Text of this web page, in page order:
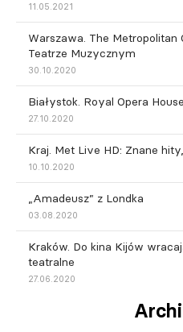
11.05.2021
Warszawa. The Metropolitan
Teatrze Muzycznym
30.10.2020
Białystok. Royal Opera
27.10.2020
Kraj. Met Live HD: Znane
10.10.2020
„Amadeusz” z Londka
03.08.2020
Kraków. Do kina Kijów
teatralne
27.06.2020